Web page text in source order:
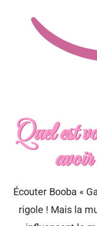
Quel est
avoir
Écouter Booba «
rigole ! Mais la